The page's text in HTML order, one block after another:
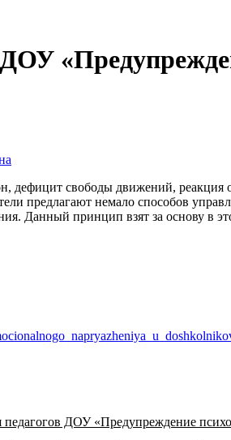
дефицит свободы движений, реакция
предлагают немало способов
Данный принцип взят за основу в
педагогов ДОУ «Предупреждение